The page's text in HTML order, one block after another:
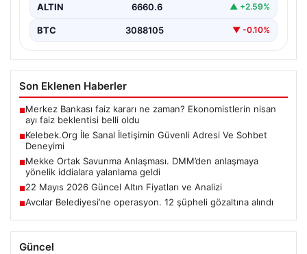
ALTIN 6660.6 ▲ +2.59%
BTC 3088105 ▼ -0.10%
Son Eklenen Haberler
■Merkez Bankası faiz kararı ne zaman? Ekonomistlerin nisan
ayı faiz beklentisi belli oldu
■Kelebek.Org İle Sanal İletişimin Güvenli Adresi Ve Sohbet
Deneyimi
■Mekke Ortak Savunma Anlaşması. DMM’den anlaşmaya
yönelik iddialara yalanlama geldi
■22 Mayıs 2026 Güncel Altın Fiyatları ve Analizi
■Avcılar Belediyesi’ne operasyon. 12 şüpheli gözaltına alındı
Güncel